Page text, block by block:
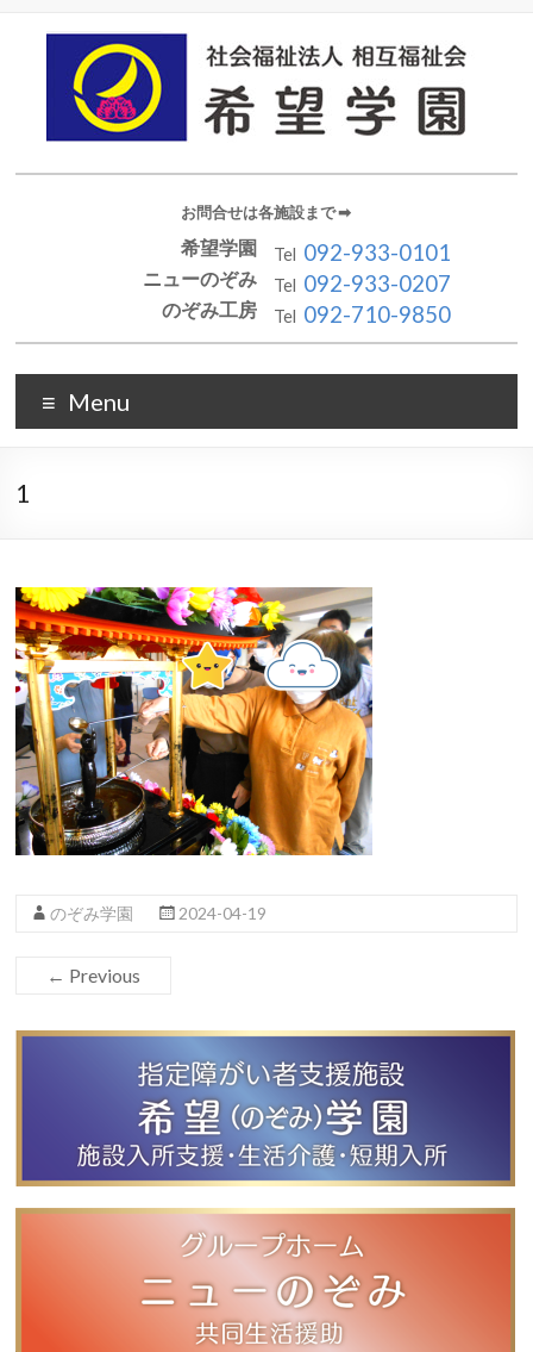
お問合せは各施設まで ➡︎
希望学園Tel 092-933-0101
ニューのぞみTel 092-933-0207
のぞみ工房Tel 092-710-9850
Menu
1
のぞみ学園 2024-04-19
← Previous